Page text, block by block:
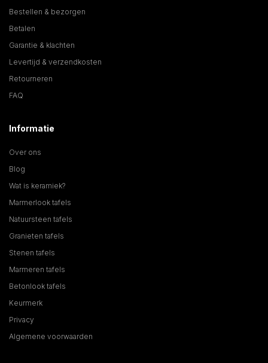
Bestellen & bezorgen
Betalen
Garantie & klachten
Levertijd & verzendkosten
Retourneren
FAQ
Informatie
Over ons
Blog
Wat is keramiek?
Marmerlook tafels
Natuursteen tafels
Granieten tafels
Stenen tafels
Marmeren tafels
Betonlook tafels
Keurmerk
Privacy
Algemene voorwaarden